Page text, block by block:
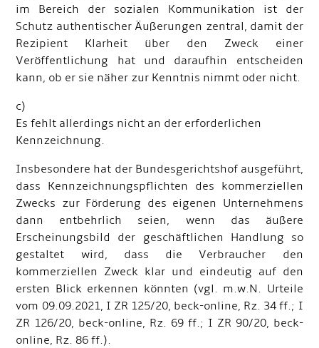
im Bereich der sozialen Kommunikation ist der
Schutz authentischer Äußerungen zentral, damit der
Rezipient Klarheit über den Zweck einer
Veröffentlichung hat und daraufhin entscheiden
kann, ob er sie näher zur Kenntnis nimmt oder nicht.
c)
Es fehlt allerdings nicht an der erforderlichen
Kennzeichnung.
Insbesondere hat der Bundesgerichtshof ausgeführt,
dass Kennzeichnungspflichten des kommerziellen
Zwecks zur Förderung des eigenen Unternehmens
dann entbehrlich seien, wenn das äußere
Erscheinungsbild der geschäftlichen Handlung so
gestaltet wird, dass die Verbraucher den
kommerziellen Zweck klar und eindeutig auf den
ersten Blick erkennen könnten (vgl. m.w.N. Urteile
vom 09.09.2021, I ZR 125/20, beck-online, Rz. 34 ff.; I
ZR 126/20, beck-online, Rz. 69 ff.; I ZR 90/20, beck-
online, Rz. 86 ff.).